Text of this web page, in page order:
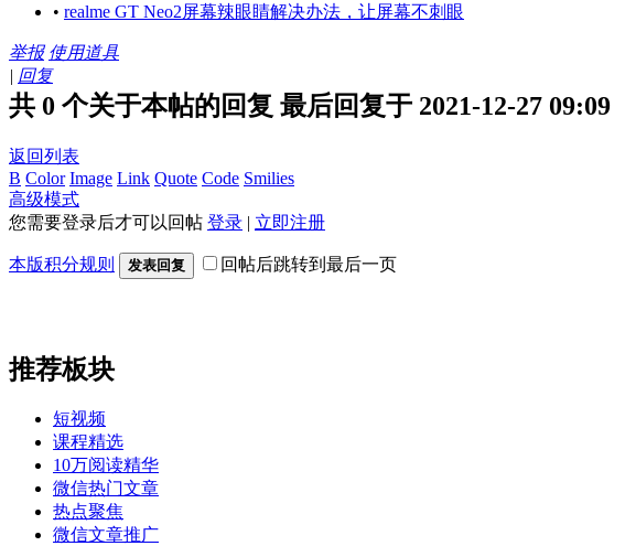
• realme GT Neo2屏幕辣眼睛解决办法，让屏幕不刺眼
举报 使用道具
| 回复
共 0 个关于本帖的回复 最后回复于 2021-12-27 09:09
返回列表
B Color Image Link Quote Code Smilies
高级模式
您需要登录后才可以回帖 登录 | 立即注册
本版积分规则 发表回复 回帖后跳转到最后一页
推荐板块
短视频
课程精选
10万阅读精华
微信热门文章
热点聚焦
微信文章推广